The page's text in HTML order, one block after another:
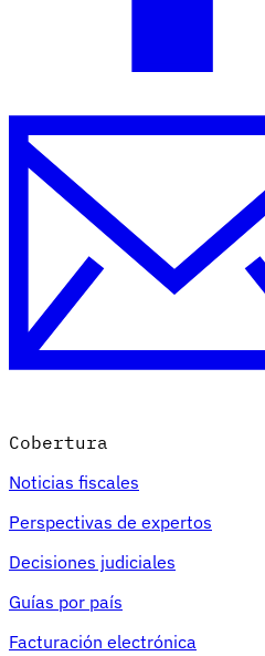
Cobertura
Noticias fiscales
Perspectivas de expertos
Decisiones judiciales
Guías por país
Facturación electrónica